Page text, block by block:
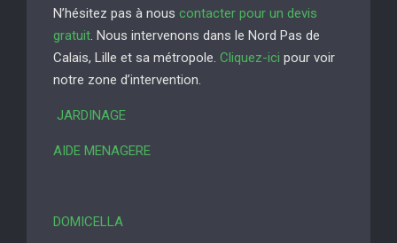
N’hésitez pas à nous contacter pour un devis
gratuit. Nous intervenons dans le Nord Pas de
Calais, Lille et sa métropole. Cliquez-ici pour voir
notre zone d’intervention.
JARDINAGE
AIDE MENAGERE
DOMICELLA